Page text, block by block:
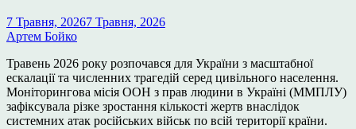
7 Травня, 20267 Травня, 2026
Артем Бойко
Травень 2026 року розпочався для України з масштабної
ескалації та численних трагедій серед цивільного населення.
Моніторингова місія ООН з прав людини в Україні (ММПЛУ)
зафіксувала різке зростання кількості жертв внаслідок
системних атак російських військ по всій території країни.